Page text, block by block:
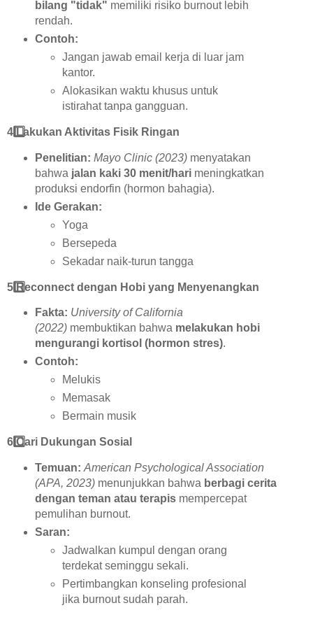
bilang "tidak" memiliki risiko burnout lebih
rendah.
Contoh:
Jangan jawab email kerja di luar jam
kantor.
Alokasikan waktu khusus untuk
istirahat tanpa gangguan.
4️Lakukan Aktivitas Fisik Ringan
Penelitian: Mayo Clinic (2023)menyatakan
bahwa jalan kaki 30 menit/harimeningkatkan
produksi endorfin (hormon bahagia).
Ide Gerakan:
Yoga
Bersepeda
Sekadar naik-turun tangga
5️Reconnect dengan Hobi yang Menyenangkan
Fakta: University of California
(2022)membuktikan bahwa melakukan hobi
mengurangi kortisol (hormon stres).
Contoh:
Melukis
Memasak
Bermain musik
6️Cari Dukungan Sosial
Temuan: American Psychological Association
(APA, 2023)menunjukkan bahwa berbagi cerita
dengan teman atau terapismempercepat
pemulihan burnout.
Saran:
Jadwalkan kumpul dengan orang
terdekat seminggu sekali.
Pertimbangkan konseling profesional
jika burnout sudah parah.